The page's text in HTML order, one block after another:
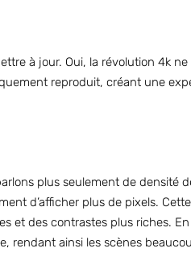
à jour. Oui, la révolution 4k
reproduit, créant une
plus seulement de densité
d’afficher plus de pixels.
et des contrastes plus riches.
rendant ainsi les scènes